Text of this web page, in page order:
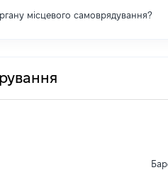
місцевого самоврядування?